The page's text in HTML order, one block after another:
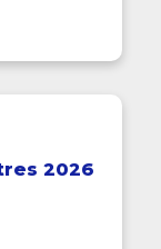
2026